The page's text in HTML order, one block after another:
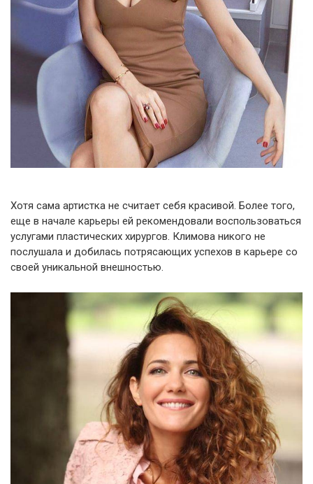
Хотя сама артистка не считает себя красивой. Более того,
еще в начале карьеры ей рекомендовали воспользоваться
услугами пластических хирургов. Климова никого не
послушала и добилась потрясающих успехов в карьере со
своей уникальной внешностью.